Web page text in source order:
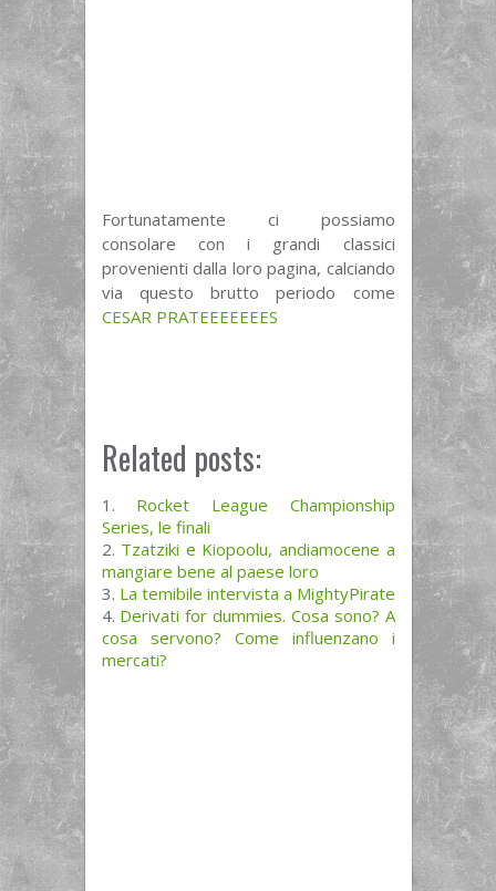
Fortunatamente ci possiamo
consolare con i grandi classici
provenienti dalla loro pagina, calciando
via questo brutto periodo come
CESAR PRATEEEEEEES
Related posts:
Rocket League Championship
Series, le finali
Tzatziki e Kiopoolu, andiamocene a
mangiare bene al paese loro
La temibile intervista a MightyPirate
Derivati for dummies. Cosa sono? A
cosa servono? Come influenzano i
mercati?